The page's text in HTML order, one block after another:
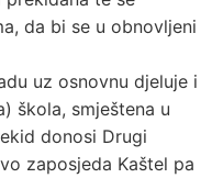
da bi se u obnovljeni
uz osnovnu djeluje i
škola, smještena u
donosi Drugi
zaposjeda Kaštel pa